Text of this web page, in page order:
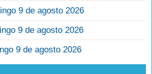
9 de agosto 2026
9 de agosto 2026
9 de agosto 2026